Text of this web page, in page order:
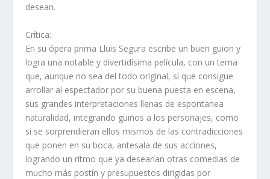
desean.
Crítica:
En su ópera prima Lluis Segura escribe un buen guion y
logra una notable y divertidísima película, con un tema
que, aunque no sea del todo original, sí que consigue
arrollar al espectador por su buena puesta en escena,
sus grandes interpretaciones llenas de espontanea
naturalidad, integrando guiños a los personajes, como
si se sorprendieran ellos mismos de las contradicciones
que ponen en su boca, antesala de sus acciones,
logrando un ritmo que ya desearían otras comedias de
mucho más postín y presupuestos dirigidas por